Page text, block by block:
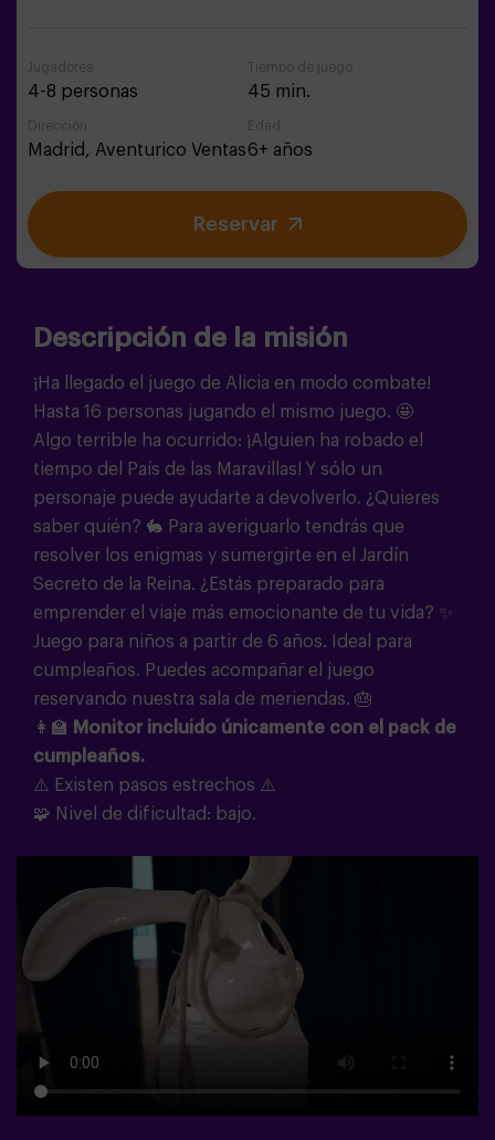
Jugadores
4-8 personas
Tiempo de juego
45 min.
Dirección
Madrid, Aventurico Ventas
Edad
6+ años
Reservar
Descripción de la misión
¡Ha llegado el juego de Alicia en modo combate!
Hasta 16 personas jugando el mismo juego. 🤩
Algo terrible ha ocurrido: ¡Alguien ha robado el
tiempo del País de las Maravillas! Y sólo un
personaje puede ayudarte a devolverlo. ¿Quieres
saber quién? 🐇 Para averiguarlo tendrás que
resolver los enigmas y sumergirte en el Jardín
Secreto de la Reina. ¿Estás preparado para
emprender el viaje más emocionante de tu vida? ✨
Juego para niños a partir de 6 años. Ideal para
cumpleaños. Puedes acompañar el juego
reservando nuestra sala de meriendas. 🎂
👩‍🏫 Monitor incluido únicamente con el pack de
cumpleaños.
⚠️ Existen pasos estrechos ⚠️
🧩 Nivel de dificultad: bajo.